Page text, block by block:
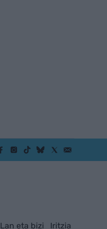
Lan eta bizi Iritzia